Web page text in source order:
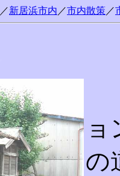
／新居浜市内 ／市内散策／
の